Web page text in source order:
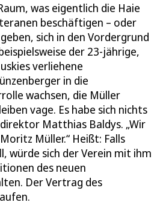
was eigentlich die Haie
beschäftigen – oder
sich in den Vordergrund
der 23-jährige,
verliehene
in die
wachsen, die Müller
vage. Es habe sich nichts
Matthias Baldys. „Wir
Müller.“ Heißt: Falls
würde sich der Verein mit ihm
des neuen
Der Vertrag des